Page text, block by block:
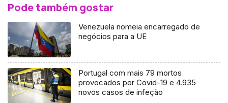
Pode também gostar
Venezuela nomeia encarregado de
negócios para a UE
Portugal com mais 79 mortos
provocados por Covid-19 e 4.935
novos casos de infeção